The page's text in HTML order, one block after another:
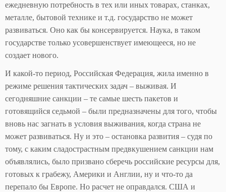
ежедневную потребность в тех или иных товарах, станках,
металле, бытовой технике и т.д. государство не может
развиваться. Оно как бы консервируется. Наука, в таком
государстве только усовершенствует имеющееся, но не
создает нового.
И какой-то период, Российская Федерация, жила именно в
режиме решения тактических задач – выживая. И
сегодняшние санкции – те самые шесть пакетов и
готовящийся седьмой – были предназначены для того, чтобы
вновь нас загнать в условия выживания, когда страна не
может развиваться. Ну и это – остановка развития – судя по
тому, с каким сладострастным предвкушением санкции нам
объявлялись, было призвано сберечь российские ресурсы для,
готовых к грабежу, Америки и Англии, ну и что-то да
перепало бы Европе. Но расчет не оправдался. США и